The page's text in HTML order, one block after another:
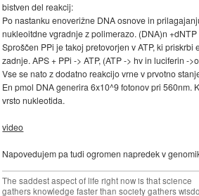
bistven del reakcij:
Po nastanku enoverižne DNA osnove in
nukleoitdne vgradnje z polimerazo. (DNA)n +dNTP
Sproščen PPi je takoj pretovorjen v ATP, ki
zadnje. APS + PPi -> ATP, (ATP -> hv in luciferin -
Vse se nato z dodatno reakcijo vrne v prvotno
En pmol DNA generira 6x10^9 fotonov pri 560nm.
vrsto nukleotida.
video
Napovedujem pa tudi ogromen napredek v
The saddest aspect of life right now is that science
gathers knowledge faster than society gathers